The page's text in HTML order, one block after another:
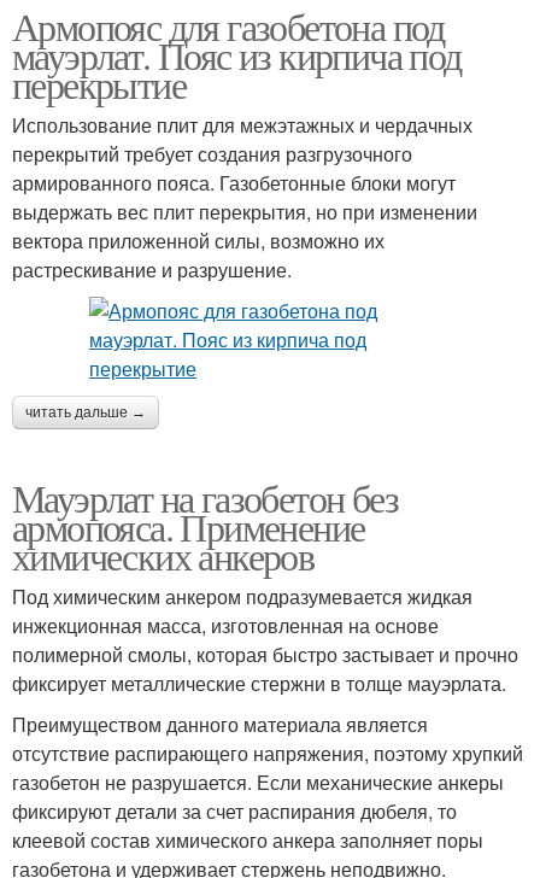
Армопояс для газобетона под
мауэрлат. Пояс из кирпича под
перекрытие
Использование плит для межэтажных и чердачных
перекрытий требует создания разгрузочного
армированного пояса. Газобетонные блоки могут
выдержать вес плит перекрытия, но при изменении
вектора приложенной силы, возможно их
растрескивание и разрушение.
читать дальше →
Мауэрлат на газобетон без
армопояса. Применение
химических анкеров
Под химическим анкером подразумевается жидкая
инжекционная масса, изготовленная на основе
полимерной смолы, которая быстро застывает и прочно
фиксирует металлические стержни в толще мауэрлата.
Преимуществом данного материала является
отсутствие распирающего напряжения, поэтому хрупкий
газобетон не разрушается. Если механические анкеры
фиксируют детали за счет распирания дюбеля, то
клеевой состав химического анкера заполняет поры
газобетона и удерживает стержень неподвижно.